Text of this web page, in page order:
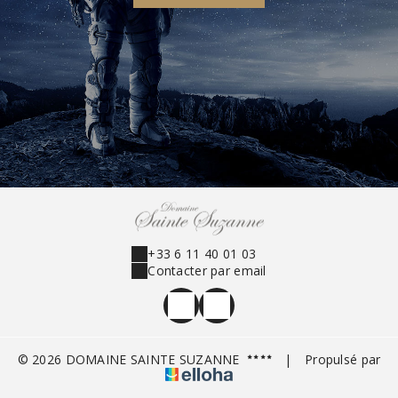
+33 6 11 40 01 03
Contacter par email
© 2026 DOMAINE SAINTE SUZANNE | Propulsé par